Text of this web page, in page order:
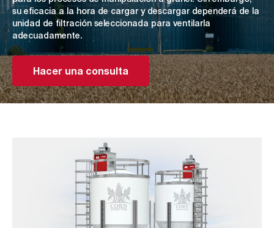
su eficacia a la hora de cargar y descargar dependerá de la
unidad de filtración seleccionada para ventilarla
adecuadamente.
Hacer una consulta